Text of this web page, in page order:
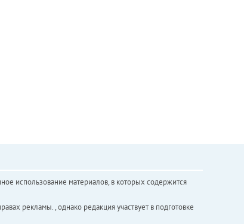
использование материалов, в которых содержится
рекламы. , однако редакция участвует в подготовке